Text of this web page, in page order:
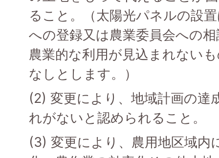
ること。（太陽光パネルの設
への登録又は農業委員会への
農業的な利用が見込まれない
なしとします。）
(2) 変更により、地域計画の達
れがないと認められること。
(3) 変更により、農用地区域内